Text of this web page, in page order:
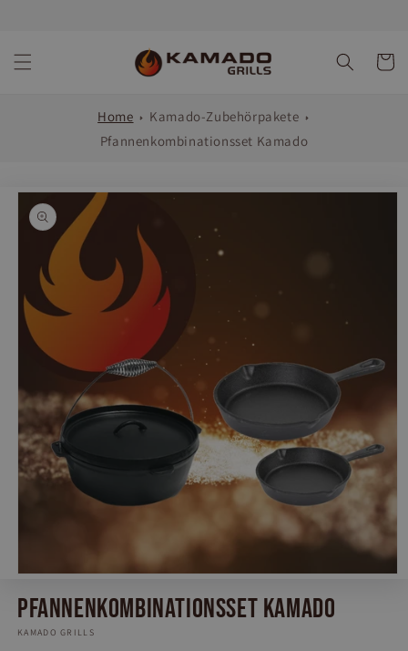
Home
Kamado-Zubehörpakete
Pfannenkombinationsset Kamado
in
Modal
öffnen
Pfannenkombinationsset Kamado
KAMADO GRILLS